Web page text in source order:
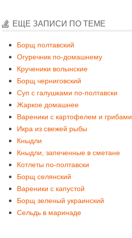
ЕЩЕ ЗАПИСИ ПО ТЕМЕ
Борщ полтавский
Огуречник по-домашнему
Крученики волынские
Борщ черниговский
Суп с галушками по-полтавски
Жаркое домашнее
Вареники с картофелем и грибами
Икра из свежей рыбы
Кныдли
Кныдли, запеченные в сметане
Котлеты по-полтавски
Борщ селянский
Вареники с капустой
Борщ зеленый украинский
Сельдь в маринаде